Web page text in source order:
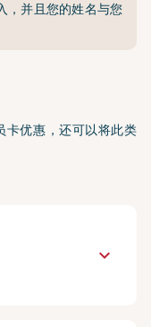
，并且您的姓名与您
优惠，还可以将此类
keyboard_arrow_down